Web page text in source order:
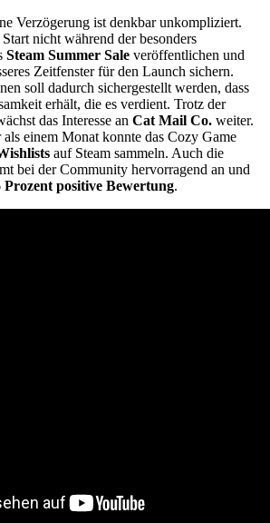
Verzögerung ist denkbar unkompliziert.
nicht während der besonders
Steam Summer Sale veröffentlichen und
Zeitfenster für den Launch sichern.
soll dadurch sichergestellt werden, dass
erhält, die es verdient. Trotz der
das Interesse an Cat Mail Co. weiter.
einem Monat konnte das Cozy Game
auf Steam sammeln. Auch die
bei der Community hervorragend an und
Prozent positive Bewertung.